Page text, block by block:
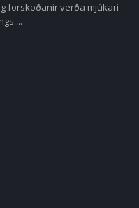
forskoðanir verða mjúkari